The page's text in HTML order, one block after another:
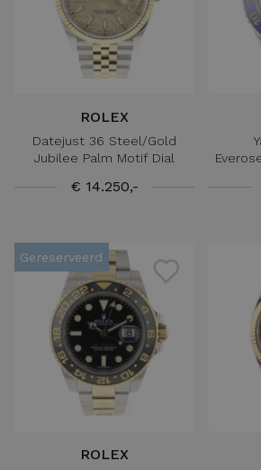
ROLEX
Datejust 36 Steel/Gold
Jubilee Palm Motif Dial
€ 14.250,-
Gereserveerd
ROLEX